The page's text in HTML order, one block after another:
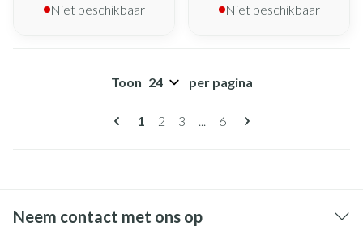
Niet beschikbaar Niet beschikbaar
Pagina's
U lees momenteel pagina
1 Pagina
2 Pagina
3 ... Pagina
6
Toon per pagina
Neem contact met ons op